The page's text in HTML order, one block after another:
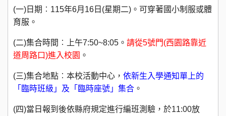
(一) 日期︰ 115年6月 16 日 (星期二) 。可穿著國小制服或體
育服。
(二)集合時間︰上午7:50~8:05 。 請從5號門(西園路靠近
道周路口)進入校園 。
(三)集合地點︰本校活動中心， 依新生入學通知單上的
「臨時班級」及「臨時座號」集合 。
(四)當日報到後依縣府規定進行編班測驗，於11:00放